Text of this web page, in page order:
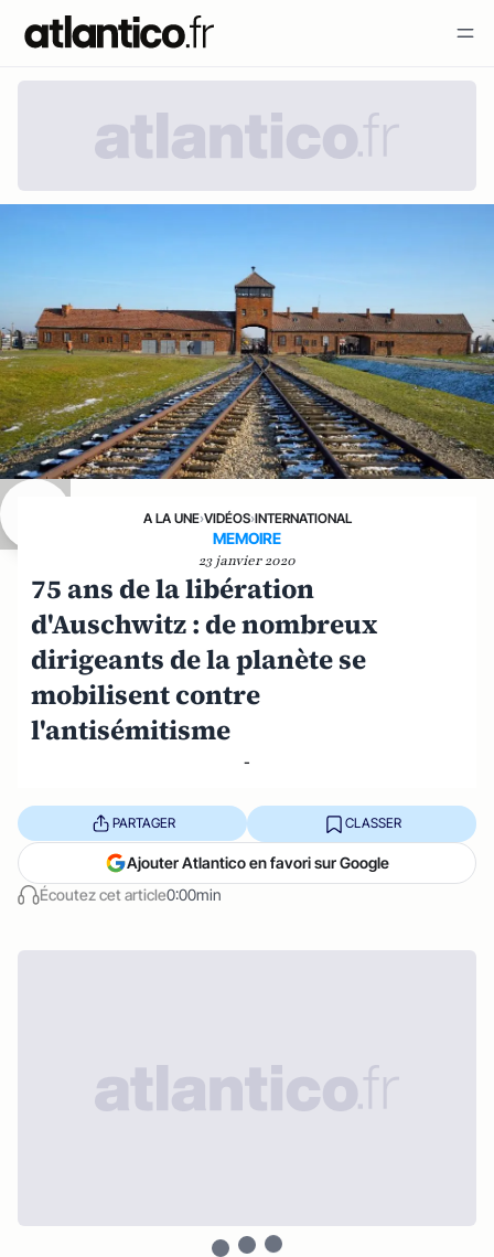
A LA UNE›VIDÉOS›INTERNATIONAL
MEMOIRE
23 janvier 2020
75 ans de la libération
d'Auschwitz : de nombreux
dirigeants de la planète se
mobilisent contre
l'antisémitisme
-
Écoutez cet article0:00min
PARTAGER CLASSER
Ajouter Atlantico en favori sur Google